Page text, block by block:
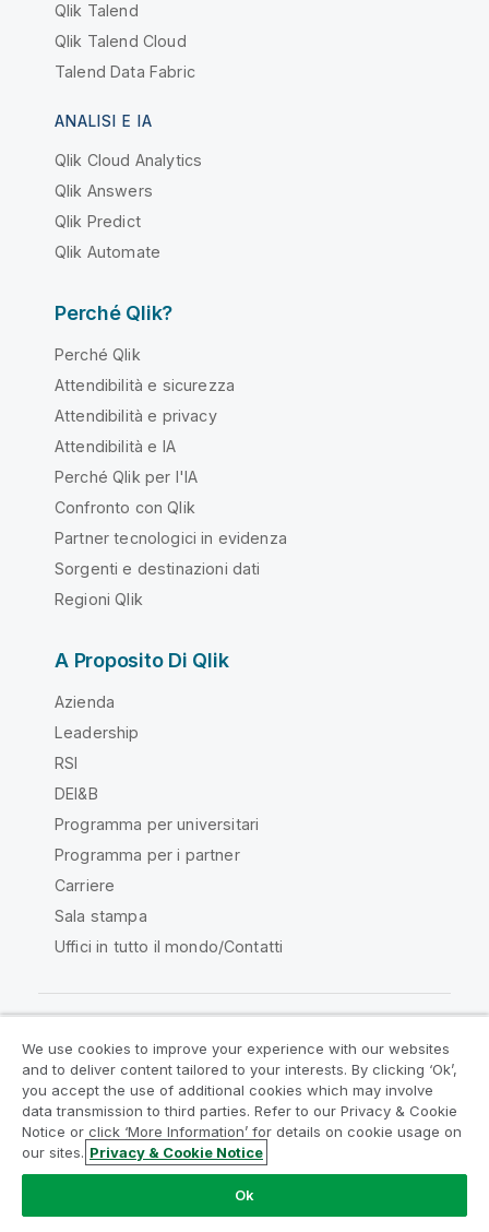
Qlik Talend
Qlik Talend Cloud
Talend Data Fabric
ANALISI E IA
Qlik Cloud Analytics
Qlik Answers
Qlik Predict
Qlik Automate
Perché Qlik?
Perché Qlik
Attendibilità e sicurezza
Attendibilità e privacy
Attendibilità e IA
Perché Qlik per l'IA
Confronto con Qlik
Partner tecnologici in evidenza
Sorgenti e destinazioni dati
Regioni Qlik
A Proposito Di Qlik
Azienda
Leadership
RSI
DEI&B
Programma per universitari
Programma per i partner
Carriere
Sala stampa
Uffici in tutto il mondo/Contatti
Qlik Community
Contratti
Termini del prodotto
Legal Policies
Note Legali
Termini di utilizzo
Marchi
Do Not Share My Info
Copyright © 1993-2026 QlikTech International AB. Tutti i
We use cookies to improve your experience with our websites
and to deliver content tailored to your interests. By clicking ‘Ok’,
you accept the use of additional cookies which may involve
data transmission to third parties. Refer to our Privacy & Cookie
Notice or click ‘More Information’ for details on cookie usage on
our sites. Privacy & Cookie Notice
Ok